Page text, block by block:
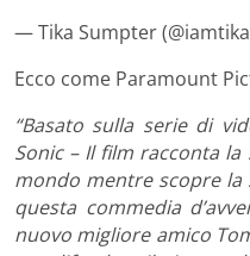
— Tika Sumpter
Ecco come Paramount
“Basato sulla serie di
Sonic – Il film racconta
mondo mentre scopre la
questa commedia
nuovo migliore amico